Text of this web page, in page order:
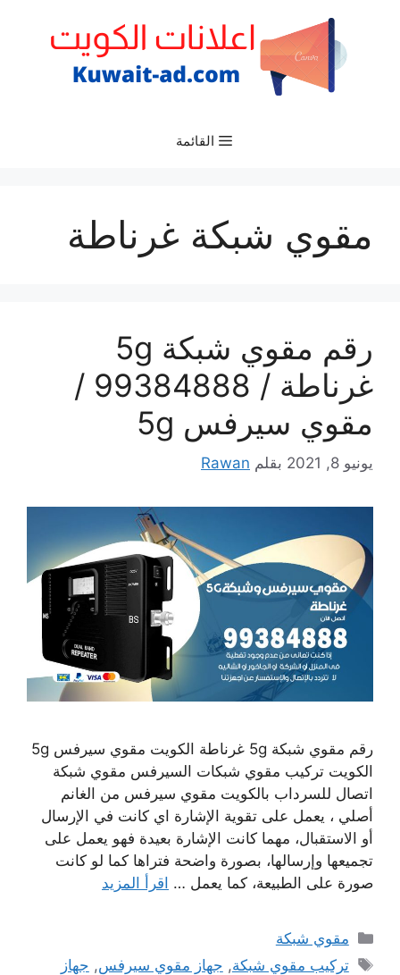
القائمة
مقوي شبكة غرناطة
رقم مقوي شبكة 5g
غرناطة / 99384888 /
مقوي سيرفس 5g
يونيو 8, 2021 بقلم Rawan
رقم مقوي شبكة 5g غرناطة الكويت مقوي سيرفس 5g
الكويت تركيب مقوي شبكات السيرفس مقوي شبكة
اتصال للسرداب بالكويت مقوي سيرفس من الغانم
أصلي ، يعمل على تقوية الإشارة اي كانت في الإرسال
أو الاستقبال، مهما كانت الإشارة بعيدة فهو يعمل على
تجميعها وإرسالها، بصورة واضحة فتراها كما لو كانت
صورة على الطبيعة، كما يعمل … اقرأ المزيد
التصنيفات
مقوي شبكة
الوسوم
تركيب مقوي شبكة, جهاز مقوي سيرفس, جهاز